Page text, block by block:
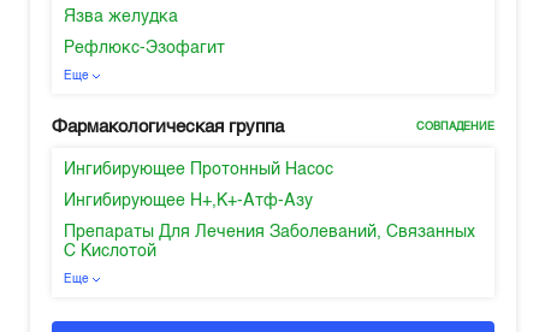
Язва желудка
Рефлюкс-Эзофагит
Еще
Фармакологическая группа СОВПАДЕНИЕ
Ингибирующее Протонный Насос
Ингибирующее H+,K+-Атф-Азу
Препараты Для Лечения Заболеваний, Связанных
С Кислотой
Еще